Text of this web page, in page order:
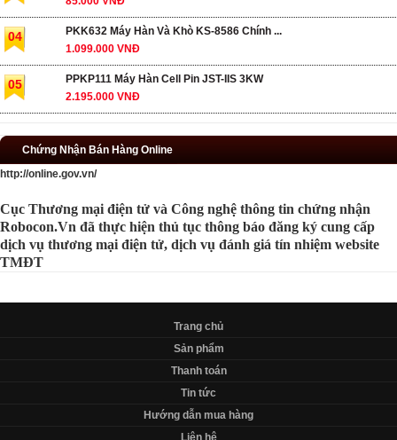
04
PKK632 Máy Hàn Và Khò KS-8586 Chính ...
1.099.000 VNĐ
05
PPKP111 Máy Hàn Cell Pin JST-IIS 3KW
2.195.000 VNĐ
Chứng Nhận Bán Hàng Online
http://online.gov.vn/
Cục Thương mại điện tử và Công nghệ thông tin chứng nhận
Robocon.Vn đã thực hiện thủ tục thông báo đăng ký cung cấp
dịch vụ thương mại điện tử, dịch vụ đánh giá tín nhiệm website
TMĐT
Trang chủ
Sản phẩm
Thanh toán
Tin tức
Hướng dẫn mua hàng
Liên hệ